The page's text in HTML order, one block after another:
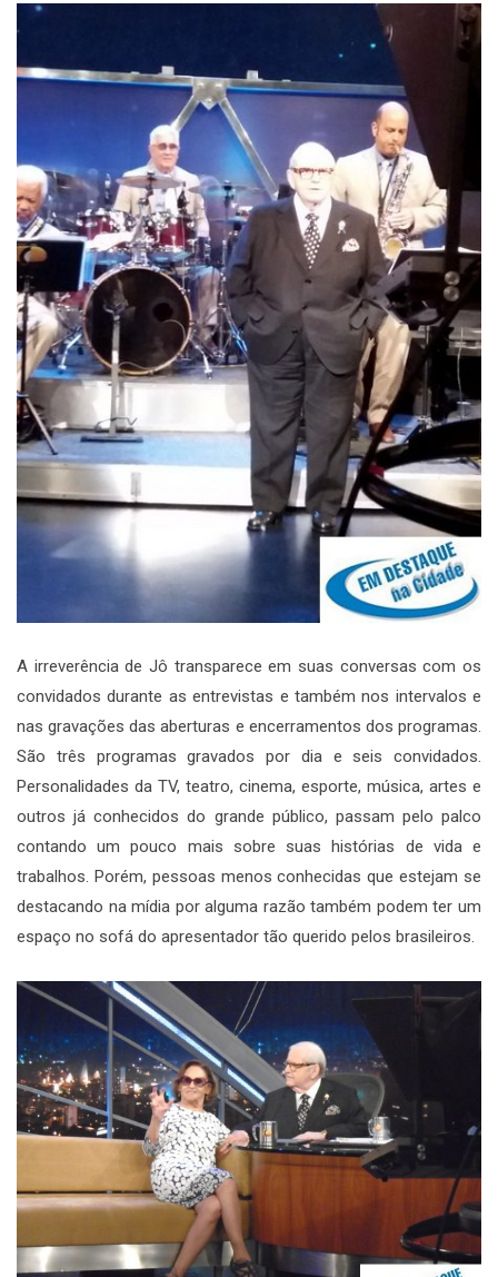
A irreverência de Jô transparece em suas conversas com os
convidados durante as entrevistas e também nos intervalos e
nas gravações das aberturas e encerramentos dos programas.
São três programas gravados por dia e seis convidados.
Personalidades da TV, teatro, cinema, esporte, música, artes e
outros já conhecidos do grande público, passam pelo palco
contando um pouco mais sobre suas histórias de vida e
trabalhos. Porém, pessoas menos conhecidas que estejam se
destacando na mídia por alguma razão também podem ter um
espaço no sofá do apresentador tão querido pelos brasileiros.